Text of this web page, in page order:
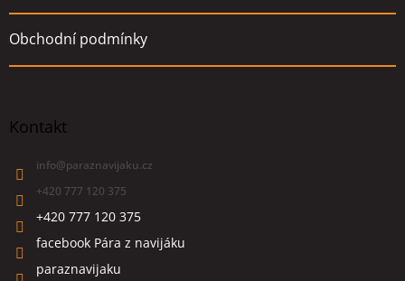
Obchodní podmínky
Kontakt
info@paraznavijaku.cz
+420 777 120 375
+420 777 120 375
facebook Pára z navijáku
paraznavijaku